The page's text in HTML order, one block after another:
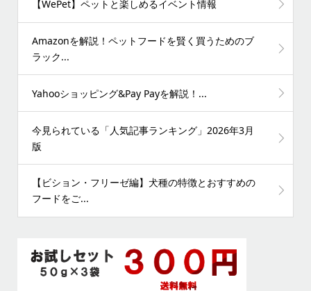
【WePet】ペットと楽しめるイベント情報
Amazonを解説！ペットフードを賢く買うためのブ
ラック...
Yahooショッピング&Pay Payを解説！...
今見られている「人気記事ランキング」2026年3月
版
【ビション・フリーゼ編】犬種の特徴とおすすめの
フードをご...